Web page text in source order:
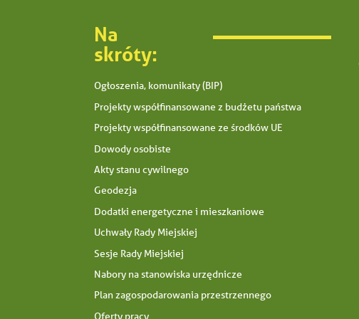
Na
skróty:
Ogłoszenia, komunikaty (BIP)
Projekty współfinansowane z budżetu państwa
Projekty współfinansowane ze środków UE
Dowody osobiste
Akty stanu cywilnego
Geodezja
Dodatki energetyczne i mieszkaniowe
Uchwały Rady Miejskiej
Sesje Rady Miejskiej
Nabory na stanowiska urzędnicze
Plan zagospodarowania przestrzennego
Oferty pracy